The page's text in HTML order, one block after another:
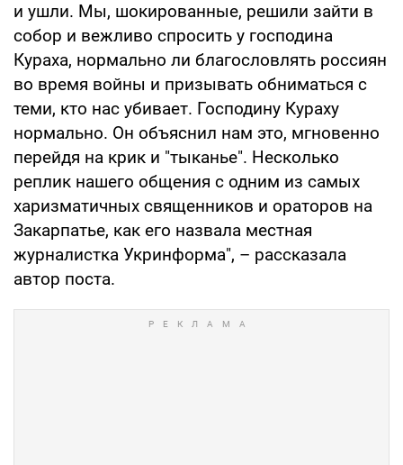
и ушли. Мы, шокированные, решили зайти в
собор и вежливо спросить у господина
Кураха, нормально ли благословлять россиян
во время войны и призывать обниматься с
теми, кто нас убивает. Господину Кураху
нормально. Он объяснил нам это, мгновенно
перейдя на крик и "тыканье". Несколько
реплик нашего общения с одним из самых
харизматичных священников и ораторов на
Закарпатье, как его назвала местная
журналистка Укринформа", – рассказала
автор поста.